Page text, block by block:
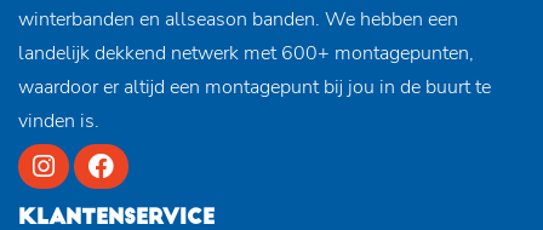
winterbanden en allseason banden. We hebben een
landelijk dekkend netwerk met 600+ montagepunten,
waardoor er altijd een montagepunt bij jou in de buurt te
vinden is.
KLANTENSERVICE